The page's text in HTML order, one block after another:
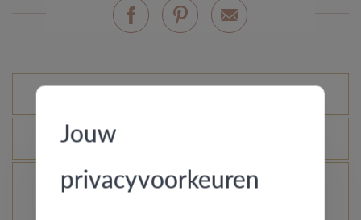
Variantes standard
Qu’est-ce que le certificat d’authenticité ?
Comment votre bague en or peut-elle garder un
Jouw
privacyvoorkeuren